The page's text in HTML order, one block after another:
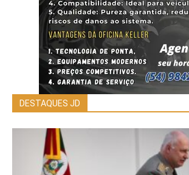
DESTAQUES JD